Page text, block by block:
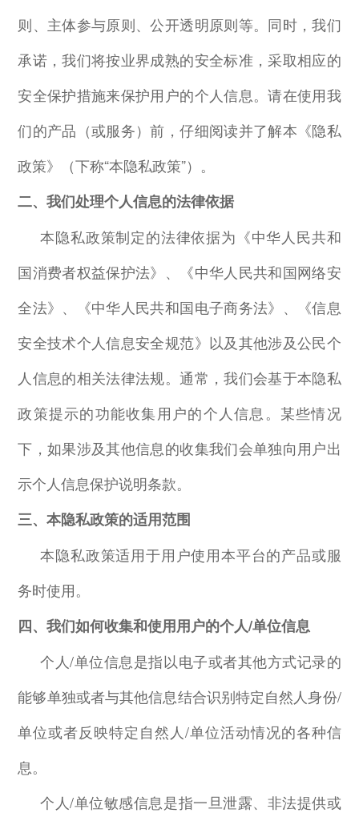
则、主体参与原则、公开透明原则等。同时，我们
承诺，我们将按业界成熟的安全标准，采取相应的
安全保护措施来保护用户的个人信息。请在使用我
们的产品（或服务）前，仔细阅读并了解本《隐私
政策》（下称“本隐私政策”）。
二、我们处理个人信息的法律依据
本隐私政策制定的法律依据为《中华人民共和
国消费者权益保护法》、《中华人民共和国网络安
全法》、《中华人民共和国电子商务法》、《信息
安全技术个人信息安全规范》以及其他涉及公民个
人信息的相关法律法规。通常，我们会基于本隐私
政策提示的功能收集用户的个人信息。某些情况
下，如果涉及其他信息的收集我们会单独向用户出
示个人信息保护说明条款。
三、本隐私政策的适用范围
本隐私政策适用于用户使用本平台的产品或服
务时使用。
四、我们如何收集和使用用户的个人/单位信息
个人/单位信息是指以电子或者其他方式记录的
能够单独或者与其他信息结合识别特定自然人身份/
单位或者反映特定自然人/单位活动情况的各种信
息。
个人/单位敏感信息是指一旦泄露、非法提供或